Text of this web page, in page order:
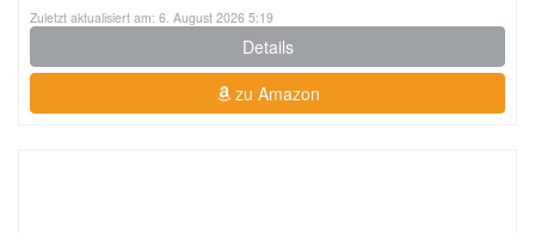
Zuletzt aktualisiert am: 6. August 2026 5:19
Details
zu Amazon